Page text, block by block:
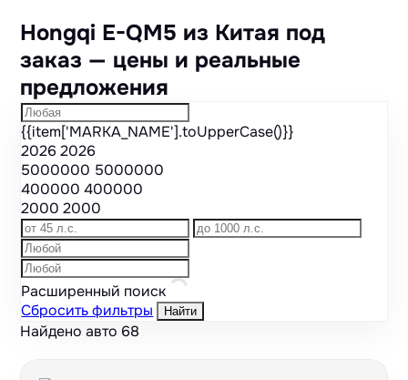
Hongqi E-QM5 из Китая под
заказ — цены и реальные
предложения
{{item['MARKA_NAME'].toUpperCase()}}
20262026
5000000 5000000
400000400000
20002000
Расширенный поиск
Сбросить фильтры
Найти
Найдено авто 68